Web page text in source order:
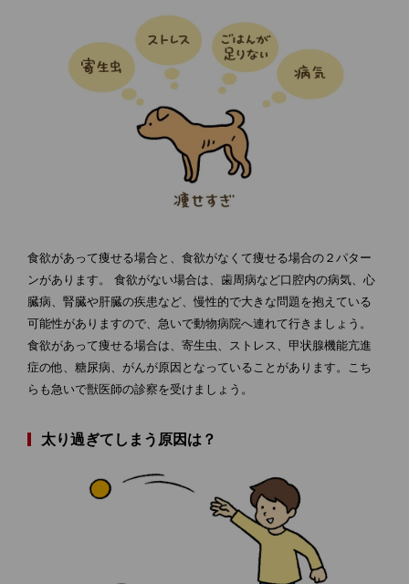
食欲があって痩せる場合と、食欲がなくて痩せる場合の２パター
ンがあります。 食欲がない場合は、歯周病など口腔内の病気、心
臓病、腎臓や肝臓の疾患など、慢性的で大きな問題を抱えている
可能性がありますので、急いで動物病院へ連れて行きましょう。
食欲があって痩せる場合は、寄生虫、ストレス、甲状腺機能亢進
症の他、糖尿病、がんが原因となっていることがあります。こち
らも急いで獣医師の診察を受けましょう。
太り過ぎてしまう原因は？